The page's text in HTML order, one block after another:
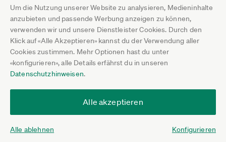
Um die Nutzung unserer Website zu analysieren, Medieninhalte
anzubieten und passende Werbung anzeigen zu können,
verwenden wir und unsere Dienstleister Cookies. Durch den
Klick auf «Alle Akzeptieren» kannst du der Verwendung aller
Cookies zustimmen. Mehr Optionen hast du unter
«konfigurieren», alle Details erfährst du in unseren
Datenschutzhinweisen.
Alle akzeptieren
Alle ablehnen Konfigurieren
Datenschutz
Pressebereich
Jobs